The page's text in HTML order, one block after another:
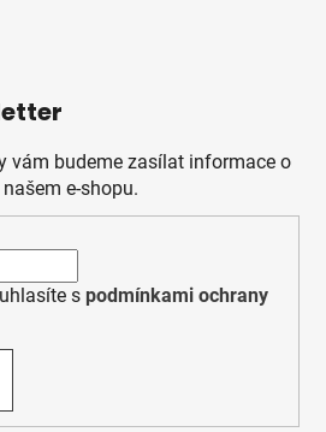
vám budeme zasílat informace o
e-shopu.
s podmínkami ochrany